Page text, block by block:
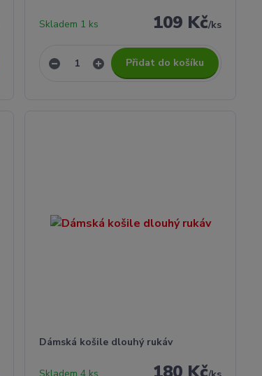
109 Kč/ks
Skladem 1 ks
Přidat do košíku
Dámská košile dlouhý rukáv